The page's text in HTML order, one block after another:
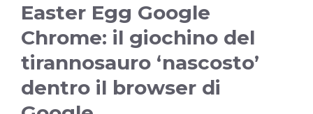
Easter Egg Google
Chrome: il giochino del
tirannosauro ‘nascosto’
dentro il browser di